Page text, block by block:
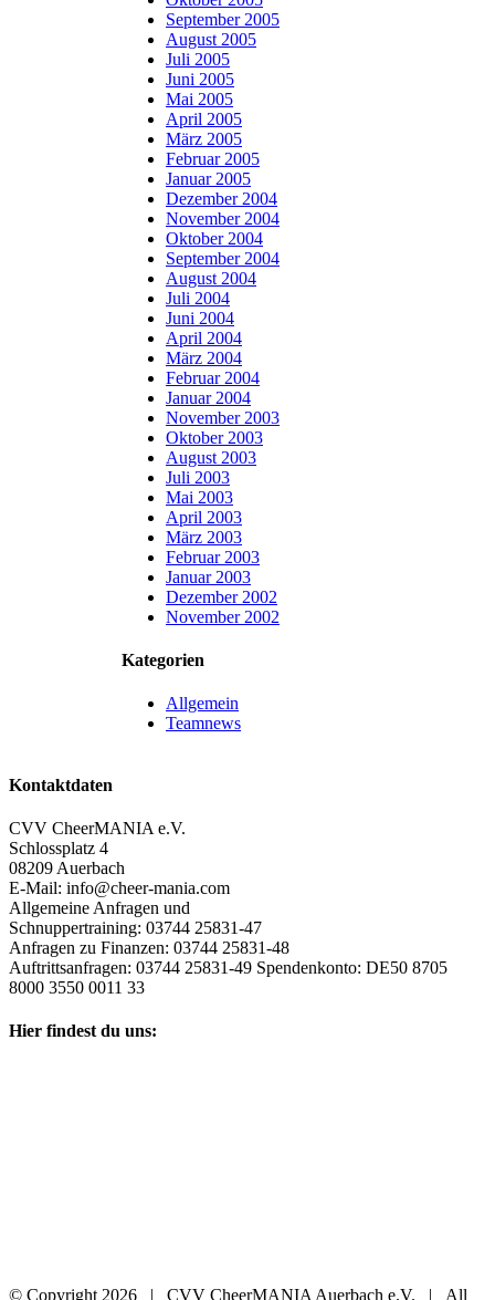
September 2005
August 2005
Juli 2005
Juni 2005
Mai 2005
April 2005
März 2005
Februar 2005
Januar 2005
Dezember 2004
November 2004
Oktober 2004
September 2004
August 2004
Juli 2004
Juni 2004
April 2004
März 2004
Februar 2004
Januar 2004
November 2003
Oktober 2003
August 2003
Juli 2003
Mai 2003
April 2003
März 2003
Februar 2003
Januar 2003
Dezember 2002
November 2002
Kategorien
Allgemein
Teamnews
Kontaktdaten
CVV CheerMANIA e.V.
Schlossplatz 4
08209 Auerbach
E-Mail: info@cheer-mania.com
Allgemeine Anfragen und
Schnuppertraining: 03744 25831-47
Anfragen zu Finanzen: 03744 25831-48
Auftrittsanfragen: 03744 25831-49 Spendenkonto: DE50 8705
8000 3550 0011 33
Hier findest du uns:
© Copyright 2026 | CVV CheerMANIA Auerbach e.V. | All